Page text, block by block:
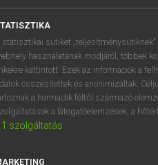
egyetemes
VAN ELŐFIZETÉSED?
megtekintéséhez.
statisztikai sütiket
használatának módjáról, többek
kattintott. Ezek az információk a
összesítettek és anonimizáltak.
a harmadik féltől származó
a látogatóelemzések, a
1 szolgáltatás
1 2 3 4 5
q w e r
a s d f g
í y x c v